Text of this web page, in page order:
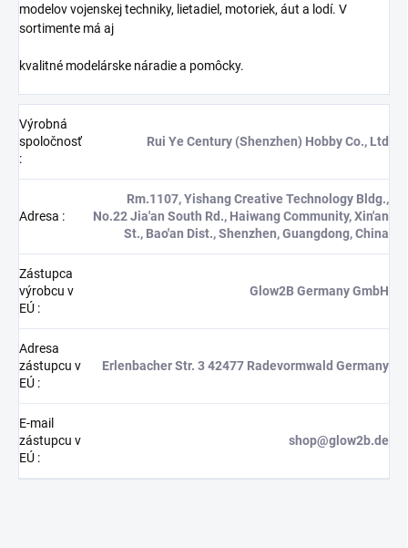
modelov vojenskej techniky, lietadiel, motoriek, áut a lodí. V
sortimente má aj
kvalitné modelárske náradie a pomôcky.
Výrobná
spoločnosť
:
Rui Ye Century (Shenzhen) Hobby Co., Ltd
Adresa :
Rm.1107, Yishang Creative Technology Bldg.,
No.22 Jia'an South Rd., Haiwang Community, Xin'an
St., Bao'an Dist., Shenzhen, Guangdong, China
Zástupca
výrobcu v
EÚ :
Glow2B Germany GmbH
Adresa
zástupcu v
EÚ :
Erlenbacher Str. 3 42477 Radevormwald Germany
E-mail
zástupcu v
EÚ :
shop@glow2b.de